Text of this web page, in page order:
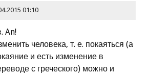
01:10
An!
человека, т. е. покаяться (а
и есть изменение в
с греческого) можно и